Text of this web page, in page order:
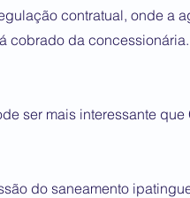
contratual, onde a
cobrado da
ser mais interessante que
do saneamento